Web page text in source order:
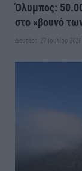
Όλυμπος:
στο «βουνό
Δευτέρα, 27 Ιουλίου